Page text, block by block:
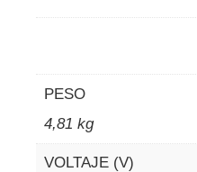
PESO
4,81 kg
VOLTAJE (V)